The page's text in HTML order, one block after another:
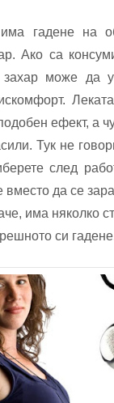
гадене на
Ако са
може да
ефект, а
Тук не
след
вместо да се
има няколко
си